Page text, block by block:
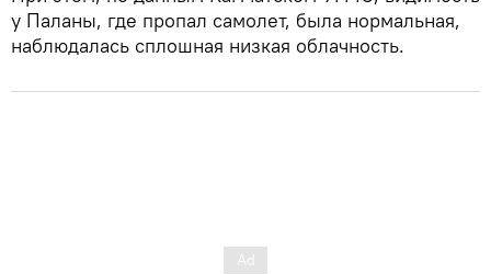
у Паланы, где пропал самолет, была нормальная,
наблюдалась сплошная низкая облачность.